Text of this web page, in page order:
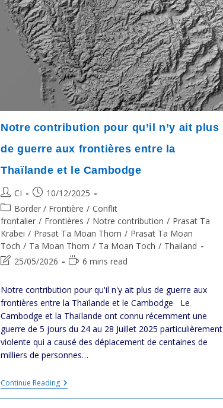
Notre contribution pour qu’il n’y ait plus
de guerre aux frontières entre la
Thaïlande et le Cambodge
Post
author:
CI
Post
published:
10/12/2025
Post
category:
Border / Frontière / Conflit
frontalier / Frontières / Notre contribution / Prasat Ta
Krabei / Prasat Ta Moan Thom / Prasat Ta Moan
Toch / Ta Moan Thom / Ta Moan Toch / Thailand
Post
modified:
25/05/2026
Reading
6 mins read
Notre contribution pour qu'il n'y ait plus de guerre aux
frontières entre la Thaïlande et le Cambodge Le
Cambodge et la Thaïlande ont connu récemment une
guerre de 5 jours du 24 au 28 Juillet 2025 particulièrement
violente qui a causé des déplacement de centaines de
milliers de personnes…
Continue ReadingNotre
Contribution
Pour